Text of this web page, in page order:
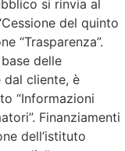
si rinvia al
del quinto
“Trasparenza”.
delle
dal cliente, è
“Informazioni
Finanziamenti
dell’istituto